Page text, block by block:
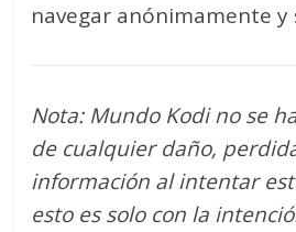
navegar anónimamente y
Nota: Mundo Kodi no se
de cualquier daño,
información al intentar
esto es solo con la